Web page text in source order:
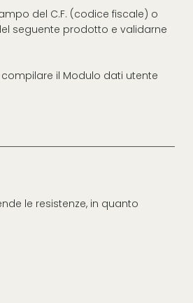
del C.F. (codice fiscale) o
seguente prodotto e validarne
il Modulo dati utente
le resistenze, in quanto